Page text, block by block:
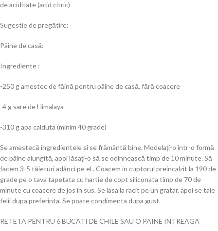
de aciditate (acid citric)
Sugestie de pregătire:
Pâine de casă:
Ingrediente :
-250 g amestec de făină pentru pâine de casă, fără coacere
-4 g sare de Himalaya
-310 g apa calduta (minim 40 grade)
Se amestecă ingredientele și se frământă bine. Modelați-o într-o formă
de pâine alungită, apoi lăsați-o să se odihnească timp de 10 minute. Să
facem 3-5 tăieturi adânci pe el . Coacem in cuptorul preincalzit la 190 de
grade pe o tava tapetata cu hartie de copt siliconata timp de 70 de
minute cu coacere de jos in sus. Se lasa la racit pe un gratar, apoi se taie
felii dupa preferinta. Se poate condimenta dupa gust.
RETETA PENTRU 6 BUCATI DE CHILE SAU O PAINE INTREAGA